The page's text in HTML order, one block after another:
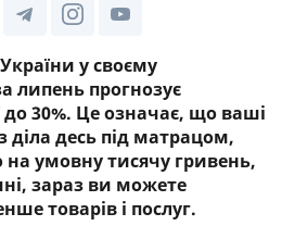
у своєму
липень прогнозує
до 30%. Це означає, що ваші
діла десь під матрацом,
на умовну тисячу гривень,
зараз ви можете
товарів і послуг.